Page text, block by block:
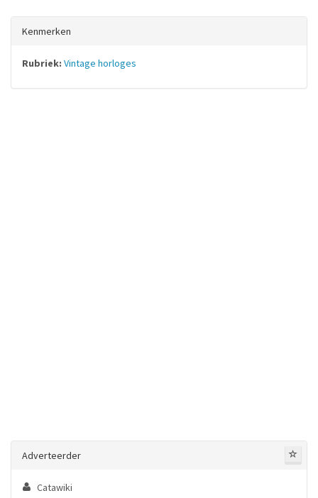
Kenmerken
Rubriek: Vintage horloges
Adverteerder
Catawiki